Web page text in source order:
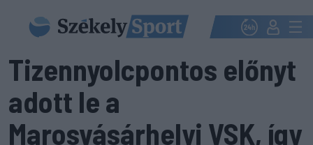
Tizennyolcpontos előnyt
adott le a
Marosvásárhelyi VSK, így